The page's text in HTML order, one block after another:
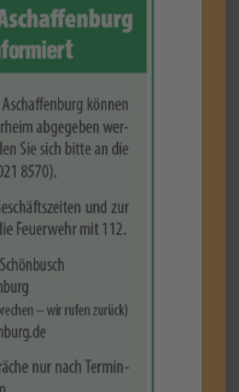
dürfen aus
keine halten?
Ihr
stehen wir
mit Rat und